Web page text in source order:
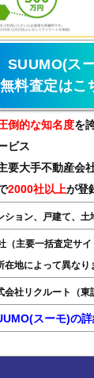
SUUMO(ス
料査定はこ
倒的な知名度を
ビス
要大手不動産会
2000社以上が登
ション、戸建て、土
（主要一括査定サ
在地によって異なり
会社リクルート（東
スーモ)の